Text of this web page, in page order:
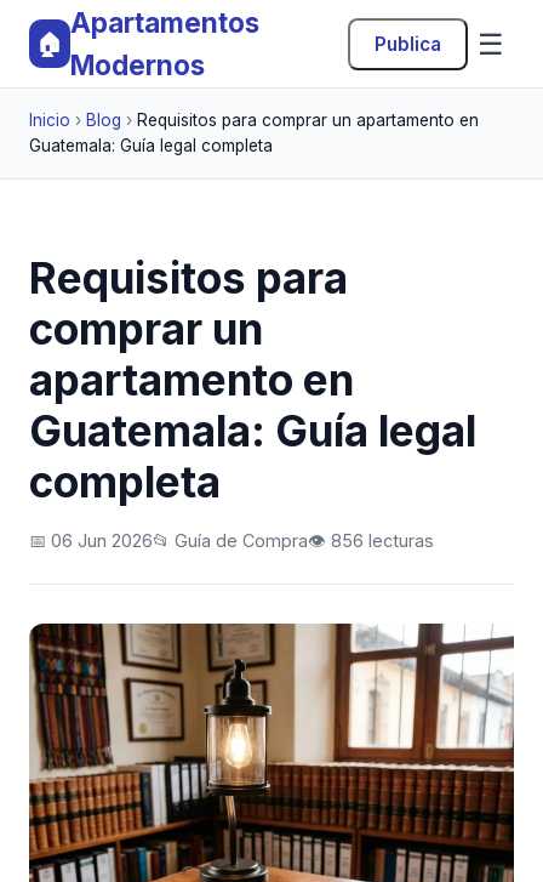
🏠
Apartamentos
Modernos
Publica ☰
Inicio › Blog › Requisitos para comprar un apartamento en
Guatemala: Guía legal completa
Requisitos para
comprar un
apartamento en
Guatemala: Guía legal
completa
📅 06 Jun 2026📂 Guía de Compra👁️ 856 lecturas